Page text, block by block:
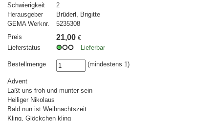
Schwierigkeit
2
Herausgeber
Brüderl, Brigitte
GEMA Werknr.
5235308
Preis
21,00 €
Lieferstatus
Lieferbar
Bestellmenge (mindestens 1)
Advent
Laßt uns froh und munter sein
Heiliger Nikolaus
Bald nun ist Weihnachtszeit
Kling, Glöckchen kling